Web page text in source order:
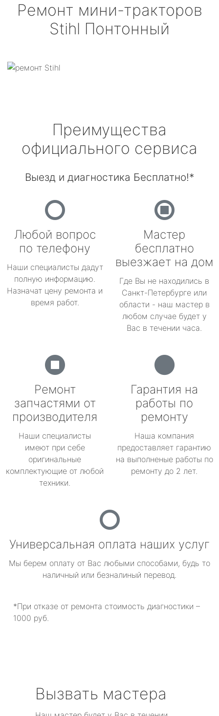
Ремонт мини-тракторов
Stihl Понтонный
Преимущества
официального сервиса
Выезд и диагностика Бесплатно!*
Любой вопрос
по телефону
Наши специалисты дадут
полную информацию.
Назначат цену ремонта и
время работ.
Мастер
бесплатно
выезжает на дом
Где Вы не находились в
Санкт-Петербурге или
области - наш мастер в
любом случае будет у
Вас в течении часа.
Ремонт
запчастями от
производителя
Наши специалисты
имеют при себе
оригинальные
комплектующие от любой
техники.
Гарантия на
работы по
ремонту
Наша компания
предоставляет гарантию
на выполненые работы по
ремонту до 2 лет.
Универсальная оплата наших услуг
Мы берем оплату от Вас любыми способами, будь то
наличный или безналиный перевод.
*При отказе от ремонта стоимость диагностики –
1000 руб.
Вызвать мастера